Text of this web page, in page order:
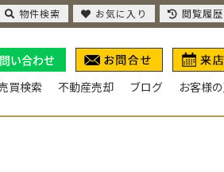
い合わせ
買検索 不動産売却 ブログ お客様
物件検索 お気に入り 閲覧履歴